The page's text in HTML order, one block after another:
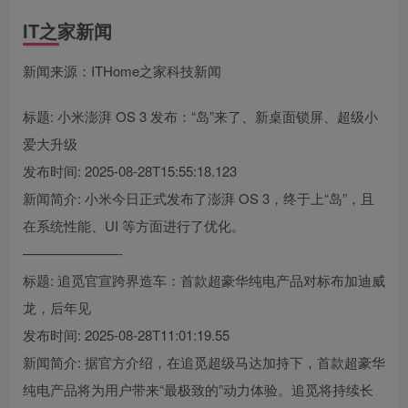
IT之家新闻
新闻来源：ITHome之家科技新闻
标题: 小米澎湃 OS 3 发布：“岛”来了、新桌面锁屏、超级小
爱大升级
发布时间: 2025-08-28T15:55:18.123
新闻简介: 小米今日正式发布了澎湃 OS 3，终于上“岛”，且
在系统性能、UI 等方面进行了优化。
———————-
标题: 追觅官宣跨界造车：首款超豪华纯电产品对标布加迪威
龙，后年见
发布时间: 2025-08-28T11:01:19.55
新闻简介: 据官方介绍，在追觅超级马达加持下，首款超豪华
纯电产品将为用户带来“最极致的”动力体验。追觅将持续长